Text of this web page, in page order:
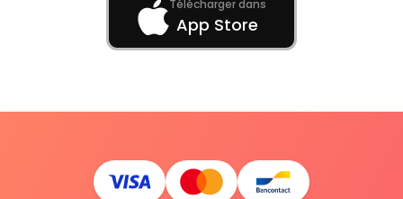
Télécharger dans
App Store